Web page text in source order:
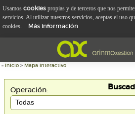
:: Inicio > Mapa interactivo
Operación:
Usamos cookies propias y de terceros que nos
servicios. Al utilizar nuestros servicios, aceptas el uso
cookies.
Más información